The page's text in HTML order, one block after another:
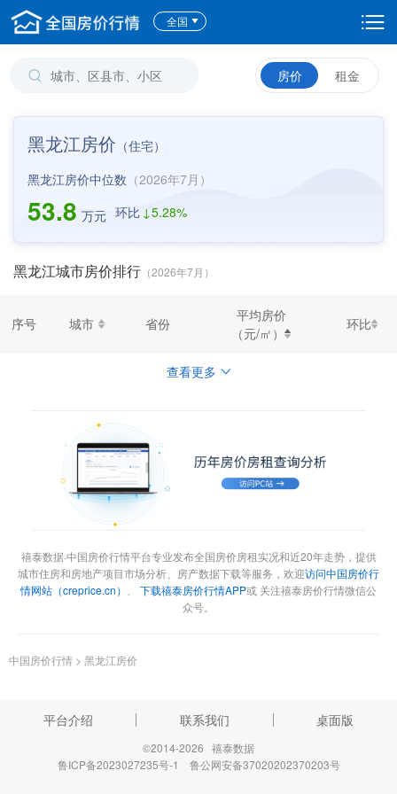
全国
房价 租金
黑龙江房价 （住宅）
黑龙江房价中位数 （2026年7月）
53.8 万元 环比 ↓5.28%
黑龙江城市房价排行 （2026年7月）
序号 城市 省份
平均房价
（元/㎡）
环比
查看更多
禧泰数据·中国房价行情平台专业发布全国房价房租实况和近20年走势，提供
城市住房和房地产项目市场分析、房产数据下载等服务，欢迎访问中国房价行
情网站（creprice.cn）
下载禧泰房价行情APP或 关注禧泰房价行情微信公
众号。
中国房价行情 > 黑龙江房价
平台介绍 联系我们 桌面版
©2014-2026 禧泰数据
鲁ICP备2023027235号-1
鲁公网安备37020202370203号